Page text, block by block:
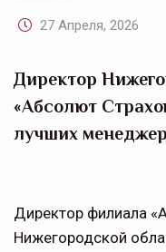
27 Апреля, 2026
Директор
«Абсолют
лучших
Директор филиала
Нижегородской